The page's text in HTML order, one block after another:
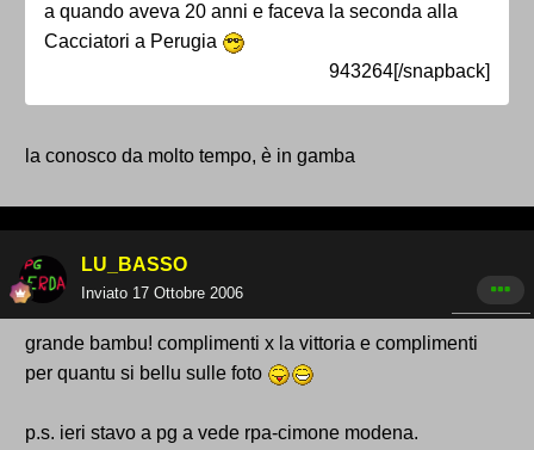
a quando aveva 20 anni e faceva la seconda alla
Cacciatori a Perugia
943264[/snapback]
la conosco da molto tempo, è in gamba
LU_BASSO
Inviato 17 Ottobre 2006
grande bambu! complimenti x la vittoria e complimenti
per quantu si bellu sulle foto
p.s. ieri stavo a pg a vede rpa-cimone modena.